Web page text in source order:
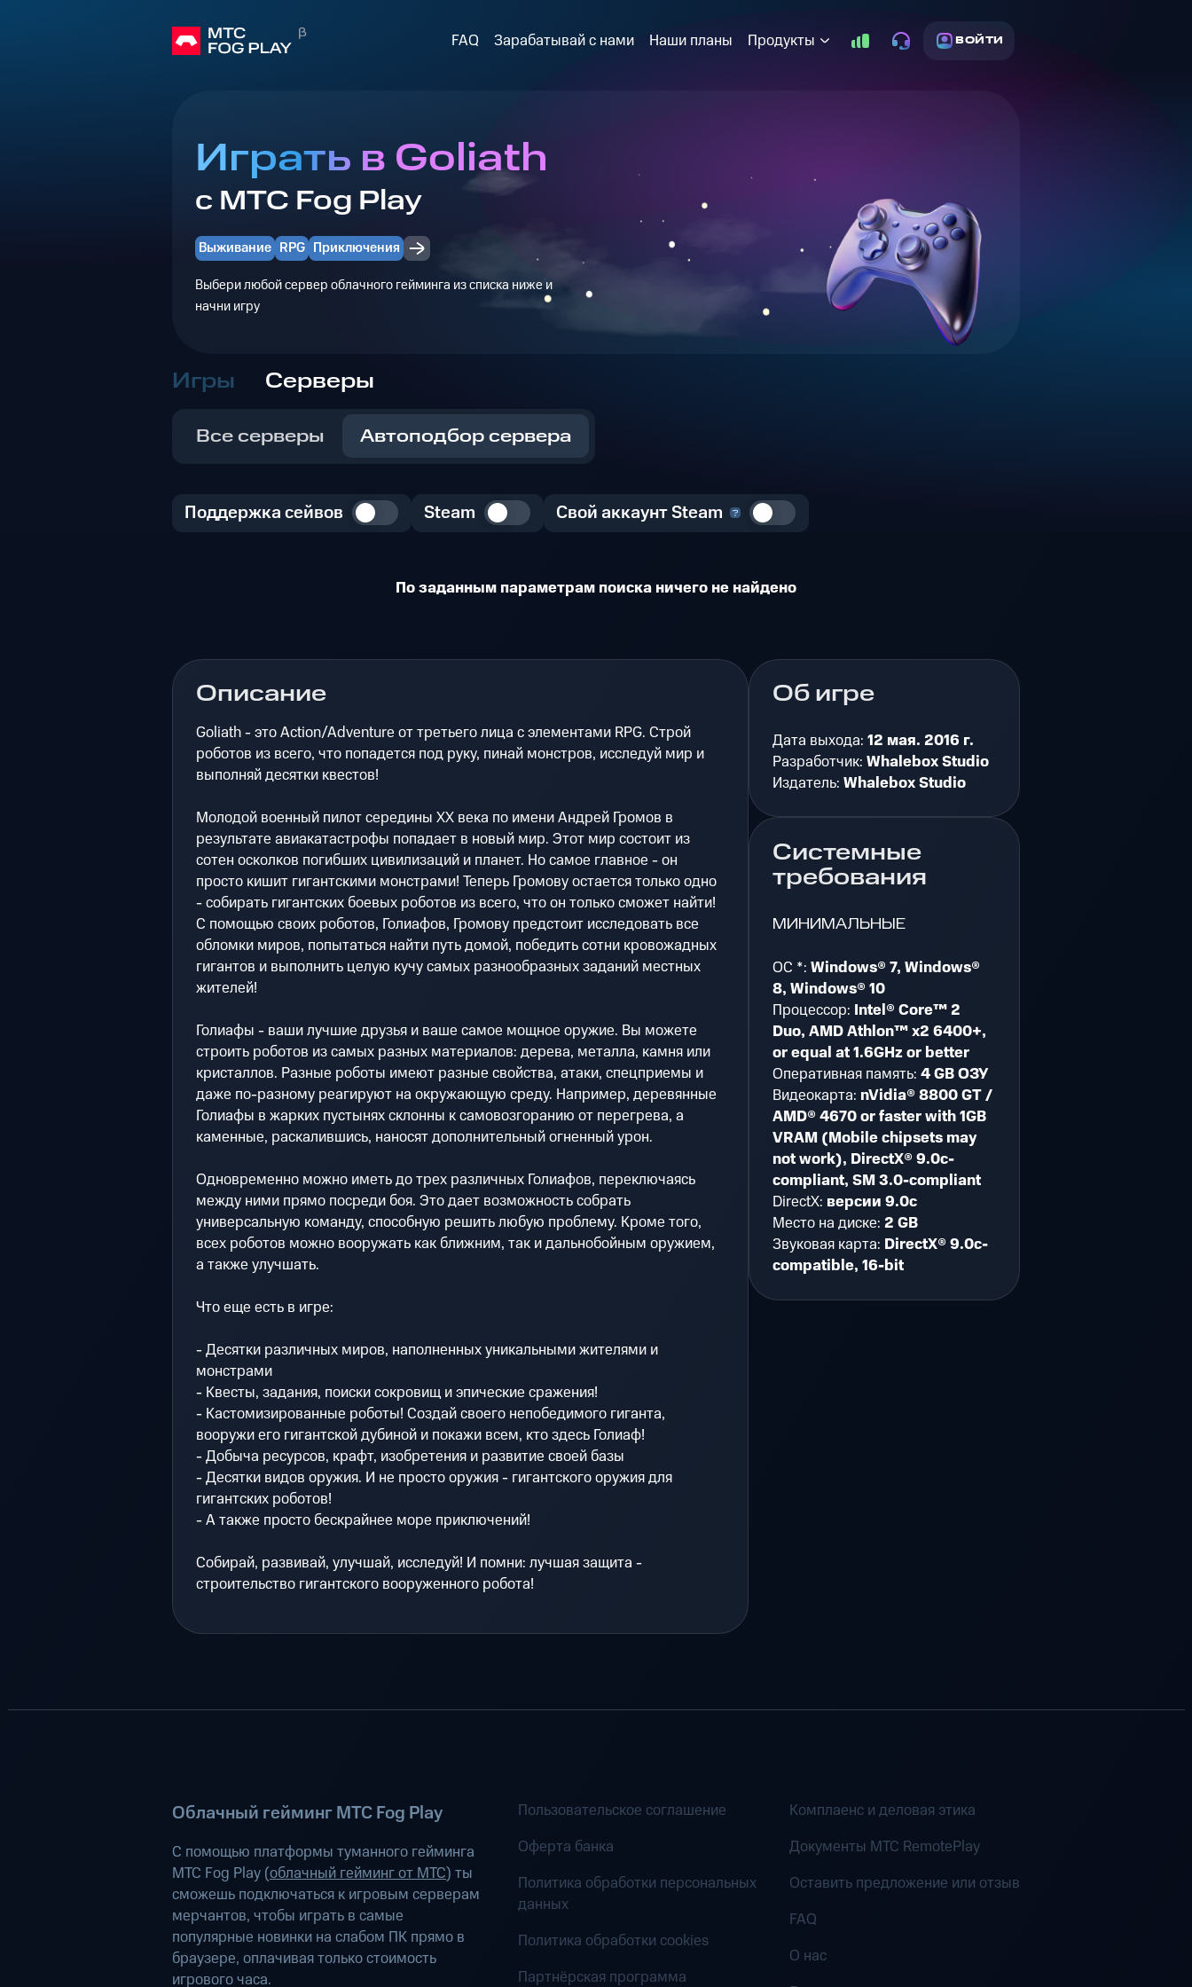
FAQ Зарабатывай с нами Наши планы Продукты ВОЙТИ
Играть в Goliath
с МТС Fog Play
Выживание RPG Приключения
Выбери любой сервер облачного гейминга из списка ниже и
начни игру
Игры Серверы
Все серверы Автоподбор сервера
Поддержка сейвов Steam Свой аккаунт Steam
По заданным параметрам поиска ничего не найдено
Описание
Goliath - это Action/Adventure от третьего лица с элементами RPG. Строй
роботов из всего, что попадется под руку, пинай монстров, исследуй мир и
выполняй десятки квестов!
Молодой военный пилот середины XX века по имени Андрей Громов в
результате авиакатастрофы попадает в новый мир. Этот мир состоит из
сотен осколков погибших цивилизаций и планет. Но самое главное - он
просто кишит гигантскими монстрами! Теперь Громову остается только одно
- собирать гигантских боевых роботов из всего, что он только сможет найти!
С помощью своих роботов, Голиафов, Громову предстоит исследовать все
обломки миров, попытаться найти путь домой, победить сотни кровожадных
гигантов и выполнить целую кучу самых разнообразных заданий местных
жителей!
Голиафы - ваши лучшие друзья и ваше самое мощное оружие. Вы можете
строить роботов из самых разных материалов: дерева, металла, камня или
кристаллов. Разные роботы имеют разные свойства, атаки, спецприемы и
даже по-разному реагируют на окружающую среду. Например, деревянные
Голиафы в жарких пустынях склонны к самовозгоранию от перегрева, а
каменные, раскалившись, наносят дополнительный огненный урон.
Одновременно можно иметь до трех различных Голиафов, переключаясь
между ними прямо посреди боя. Это дает возможность собрать
универсальную команду, способную решить любую проблему. Кроме того,
всех роботов можно вооружать как ближним, так и дальнобойным оружием,
а также улучшать.
Что еще есть в игре:
- Десятки различных миров, наполненных уникальными жителями и
монстрами
- Квесты, задания, поиски сокровищ и эпические сражения!
- Кастомизированные роботы! Создай своего непобедимого гиганта,
вооружи его гигантской дубиной и покажи всем, кто здесь Голиаф!
- Добыча ресурсов, крафт, изобретения и развитие своей базы
- Десятки видов оружия. И не просто оружия - гигантского оружия для
гигантских роботов!
- А также просто бескрайнее море приключений!
Собирай, развивай, улучшай, исследуй! И помни: лучшая защита -
строительство гигантского вооруженного робота!
Об игре
Дата выхода: 12 мая. 2016 г.
Разработчик: Whalebox Studio
Издатель: Whalebox Studio
Системные
требования
МИНИМАЛЬНЫЕ
ОС *: Windows® 7, Windows®
8, Windows® 10
Процессор: Intel® Core™ 2
Duo, AMD Athlon™ x2 6400+,
or equal at 1.6GHz or better
Оперативная память: 4 GB ОЗУ
Видеокарта: nVidia® 8800 GT /
AMD® 4670 or faster with 1GB
VRAM (Mobile chipsets may
not work), DirectX® 9.0c-
compliant, SM 3.0-compliant
DirectX: версии 9.0c
Место на диске: 2 GB
Звуковая карта: DirectX® 9.0c-
compatible, 16-bit
Облачный гейминг МТС Fog Play
С помощью платформы туманного гейминга
МТС Fog Play (облачный гейминг от МТС) ты
сможешь подключаться к игровым серверам
мерчантов, чтобы играть в самые
популярные новинки на слабом ПК прямо в
браузере, оплачивая только стоимость
игрового часа.
Пользовательское соглашение
Оферта банка
Политика обработки персональных
данных
Политика обработки cookies
Партнёрская программа
Комплаенс и деловая этика
Документы MTC RemotePlay
Оставить предложение или отзыв
FAQ
О нас